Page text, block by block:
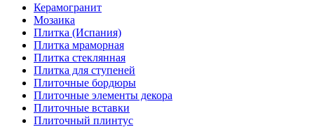
Керамогранит
Мозаика
Плитка (Испания)
Плитка мраморная
Плитка стеклянная
Плитка для ступеней
Плиточные бордюры
Плиточные элементы декора
Плиточные вставки
Плиточный плинтус